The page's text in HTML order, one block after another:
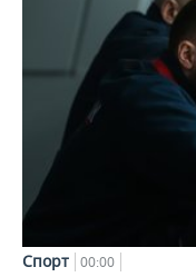
Спорт 00:00